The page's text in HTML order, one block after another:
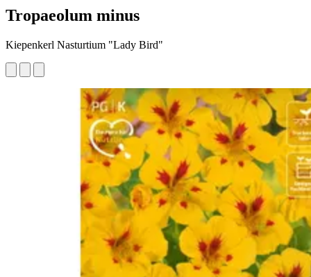
Tropaeolum minus
Kiepenkerl Nasturtium "Lady Bird"